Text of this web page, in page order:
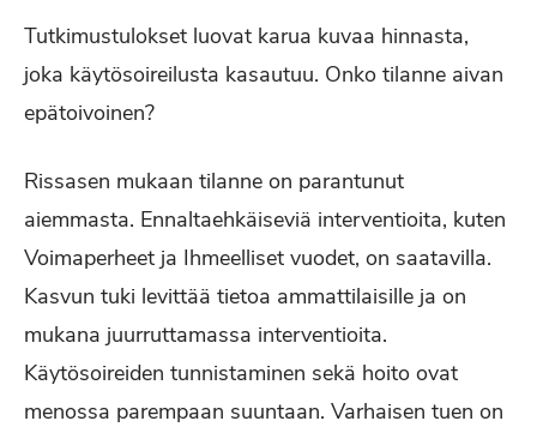
Tutkimustulokset luovat karua kuvaa hinnasta,
joka käytösoireilusta kasautuu. Onko tilanne aivan
epätoivoinen?
Rissasen mukaan tilanne on parantunut
aiemmasta. Ennaltaehkäiseviä interventioita, kuten
Voimaperheet ja Ihmeelliset vuodet, on saatavilla.
Kasvun tuki levittää tietoa ammattilaisille ja on
mukana juurruttamassa interventioita.
Käytösoireiden tunnistaminen sekä hoito ovat
menossa parempaan suuntaan. Varhaisen tuen on